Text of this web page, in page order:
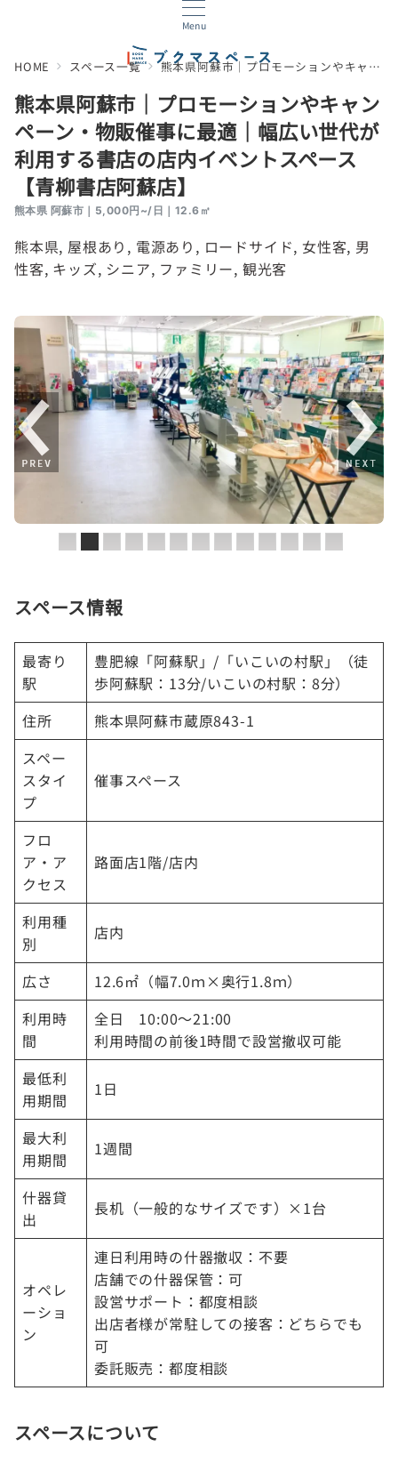
Menu
HOME スペース一覧 熊本県阿蘇市｜プロモーションやキャンペーン・物販催事に最適｜幅広い世代が利用する書店の店内イベントスペース【青柳書店阿蘇店】
熊本県阿蘇市｜プロモーションやキャン
ペーン・物販催事に最適｜幅広い世代が
利用する書店の店内イベントスペース
【青柳書店阿蘇店】
熊本県 阿蘇市｜5,000円~/日｜12.6㎡
熊本県, 屋根あり , 電源あり , ロードサイド, 女性客, 男
性客, キッズ, シニア, ファミリー, 観光客
スペース情報
最寄り
駅
豊肥線「阿蘇駅」/「いこいの村駅」（徒
歩阿蘇駅：13分/いこいの村駅：8分）
住所
熊本県阿蘇市蔵原843-1
スペー
スタイ
プ
催事スペース
フロ
ア・ア
クセス
路面店1階/店内
利用種
別
店内
広さ
12.6㎡（幅7.0ｍ×奥行1.8ｍ）
利用時
間
全日 10:00～21:00
利用時間の前後1時間で設営撤収可能
最低利
用期間
1日
最大利
用期間
1週間
什器貸
出
長机（一般的なサイズです）×1台
オペレ
ーショ
ン
連日利用時の什器撤収：不要
店舗での什器保管：可
設営サポート：都度相談
出店者様が常駐しての接客：どちらでも
可
委託販売：都度相談
スペースについて